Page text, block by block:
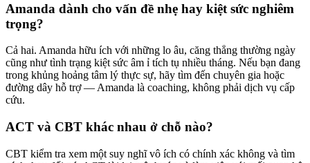
Amanda dành cho vấn đề nhẹ hay kiệt sức nghiêm
trọng?
Cả hai. Amanda hữu ích với những lo âu, căng thẳng thường ngày
cũng như tình trạng kiệt sức âm ỉ tích tụ nhiều tháng. Nếu bạn đang
trong khủng hoảng tâm lý thực sự, hãy tìm đến chuyên gia hoặc
đường dây hỗ trợ — Amanda là coaching, không phải dịch vụ cấp
cứu.
ACT và CBT khác nhau ở chỗ nào?
CBT kiểm tra xem một suy nghĩ vô ích có chính xác không và tìm